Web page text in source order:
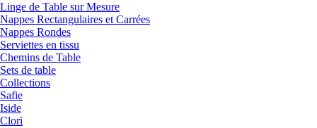
Linge de Table sur Mesure
Nappes Rectangulaires et Carrées
Nappes Rondes
Serviettes en tissu
Chemins de Table
Sets de table
Collections
Safie
Iside
Clori